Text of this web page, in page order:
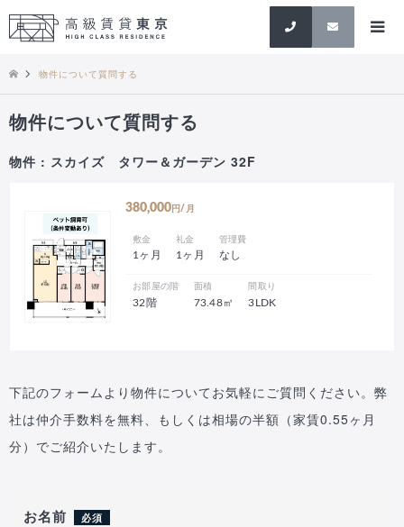
検索
物件について質問する
物件について質問する
物件 : スカイズ タワー＆ガーデン 32F
380,000 円/月
敷金
1ヶ月
礼金
1ヶ月
管理費
なし
お部屋の階
32階
面積
73.48㎡
間取り
3LDK
下記のフォームより物件についてお気軽にご質問ください。弊
社は仲介手数料を無料、もしくは相場の半額（家賃0.55ヶ月
分）でご紹介いたします。
お名前 必須